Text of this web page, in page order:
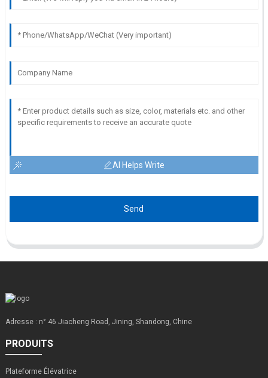
AI Helps Write
Send
Adresse : n° 46 Jiacheng Road, Jining, Shandong, Chine
PRODUITS
Plateforme Élévatrice